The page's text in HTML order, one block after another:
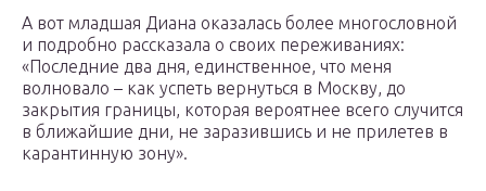
А вот младшая Диана оказалась более многословной
и подробно рассказала о своих переживаниях:
«Последние два дня, единственное, что меня
волновало – как успеть вернуться в Москву, до
закрытия границы, которая вероятнее всего случится
в ближайшие дни, не заразившись и не прилетев в
карантинную зону».